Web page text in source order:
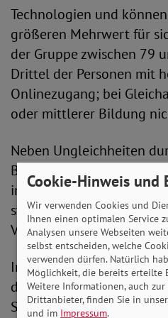
Technologien und
größeren Mehrwert für
der Gruppe zwischen 79
Drittel der Personen mit
Onlinezugang; bei
oder mittlerer Bildung
Neben Ungleichheiten
Bildungsunterschieden im
infrastrukturelle
städtischen und
Verbreitung und
Insgesamt zeigt der
den ambivalenten
Sie bringt neue
Cookie-Hinweis und
Wir verwenden Cookies und
Ihnen einen optimalen Service
Analysen unsere Webseiten
selbst entscheiden, welche
verwenden dürfen. Natürlich
Möglichkeit, die bereits erteilte
Weitere Informationen, auch
Drittanbieter, finden Sie in
und im Impressum.